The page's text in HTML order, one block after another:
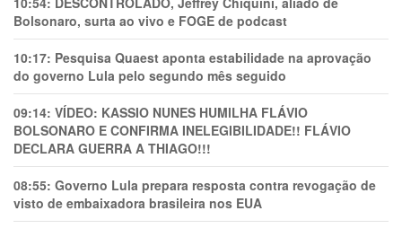
Bolsonaro, surta ao vivo e FOGE de podcast
10:17: Pesquisa Quaest aponta estabilidade na aprovação
do governo Lula pelo segundo mês seguido
09:14: VÍDEO: KASSIO NUNES HUMlLHA FLÁVIO
BOLSONARO E CONFIRMA INELEGIBILIDADE!! FLÁVIO
DECLARA GUERRA A THIAGO!!!
08:55: Governo Lula prepara resposta contra revogação de
visto de embaixadora brasileira nos EUA